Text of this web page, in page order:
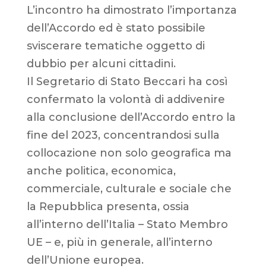
L’incontro ha dimostrato l’importanza
dell’Accordo ed è stato possibile
sviscerare tematiche oggetto di
dubbio per alcuni cittadini.
Il Segretario di Stato Beccari ha così
confermato la volontà di addivenire
alla conclusione dell’Accordo entro la
fine del 2023, concentrandosi sulla
collocazione non solo geografica ma
anche politica, economica,
commerciale, culturale e sociale che
la Repubblica presenta, ossia
all’interno dell’Italia – Stato Membro
UE – e, più in generale, all’interno
dell’Unione europea.